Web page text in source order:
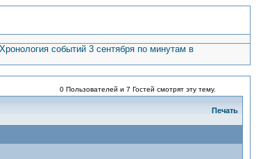
Хронология событий 3 сентября по минутам в
0 Пользователей и 7 Гостей смотрят эту тему.
Печать